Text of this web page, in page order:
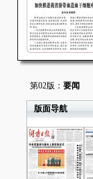
第02版： 要闻
版面导航